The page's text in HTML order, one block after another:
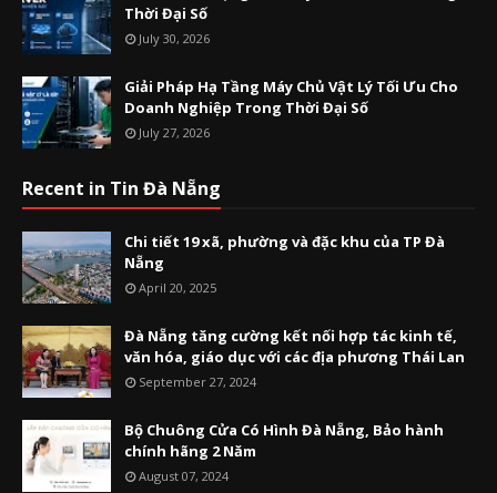
Thời Đại Số
July 30, 2026
Giải Pháp Hạ Tầng Máy Chủ Vật Lý Tối Ưu Cho
Doanh Nghiệp Trong Thời Đại Số
July 27, 2026
Recent in Tin Đà Nẵng
Chi tiết 19 xã, phường và đặc khu của TP Đà
Nẵng
April 20, 2025
Đà Nẵng tăng cường kết nối hợp tác kinh tế,
văn hóa, giáo dục với các địa phương Thái Lan
September 27, 2024
Bộ Chuông Cửa Có Hình Đà Nẵng, Bảo hành
chính hãng 2 Năm
August 07, 2024